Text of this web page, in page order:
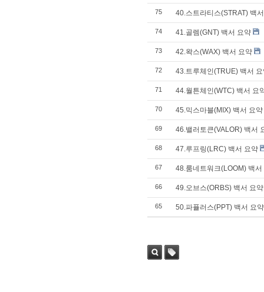
75 40.스트라티스(STRAT) 백
74 41.골렘(GNT) 백서 요약
73 42.왁스(WAX) 백서 요약
72 43.트루체인(TRUE) 백서
71 44.월튼체인(WTC) 백서 요
70 45.믹스마블(MIX) 백서 요약
69 46.밸러토큰(VALOR) 백서
68 47.루프링(LRC) 백서 요약
67 48.룸네트워크(LOOM) 백서
66 49.오브스(ORBS) 백서 요약
65 50.파퓰러스(PPT) 백서 요약